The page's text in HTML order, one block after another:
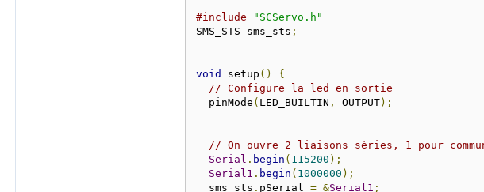
#include
"SCServo.h"
SMS_STS sms_sts ;
void setup ()
{
// Configure la led en sortie
  pinMode
( LED_BUILTIN , OUTPUT);
// On ouvre 2 liaisons séries, 1 pour
Serial . begin ( 115200 );
Serial1 . begin ( 1000000 );
  sms_sts
. pSerial = &Serial1 ;